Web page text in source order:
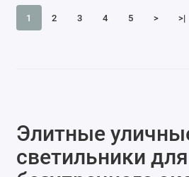
1 2 3 4 5 > >|
Элитные
светильники для